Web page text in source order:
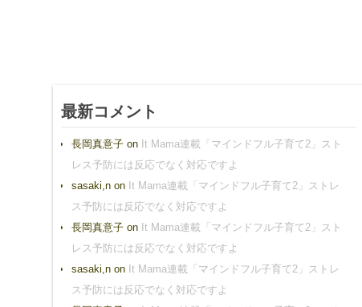
最新コメント
長岡真意子 on It Mama連載「マインドフル子育て2」スト
レス予防には反応でなく対応ですよ
sasaki,n on It Mama連載「マインドフル子育て2」ストレ
ス予防には反応でなく対応ですよ
長岡真意子 on It Mama連載「マインドフル子育て2」スト
レス予防には反応でなく対応ですよ
sasaki,n on It Mama連載「マインドフル子育て2」ストレ
ス予防には反応でなく対応ですよ